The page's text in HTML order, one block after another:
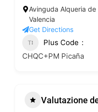
Avinguda Alqueria
Valencia
Get Directions
Plus Code
CHQC+PM Picaña
Valutazione